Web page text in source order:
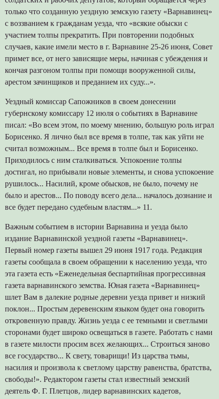
только что созданную уездную земскую газету «Варнавинец»
с воззванием к гражданам уезда, что «всякие обыски с
участием толпы прекратить. При повторении подобных
случаев, какие имели место в г. Варнавине 25-26 июня, Совет
примет все, от него зависящие меры, начиная с убеждения и
кончая разгоном толпы при помощи вооруженной силы,
арестом зачинщиков и преданием их суду...».
Уездный комиссар Сапожников в своем донесении
губернскому комиссару 12 июля о событиях в Варнавине
писал: «Во всем этом, по моему мнению, большую роль играл
Борисенко. Я лично был все время в толпе, так как уйти не
считал возможным... Все время в толпе был и Борисенко.
Приходилось с ним сталкиваться. Успокоение толпы
достигал, но прибывали новые элементы, и снова успокоение
рушилось... Насилий, кроме обысков, не было, почему не
было и арестов... По поводу всего дела... началось дознание и
все будет передано судебным властям...» 11.
Важным событием в истории Варнавина и уезда было
издание Варнавинской уездной газеты «Варнавинец».
Первый номер газеты вышел 29 июня 1917 года. Редакция
газеты сообщала в своем обращении к населению уезда, что
эта газета есть «Еженедельная беспартийная прогрессивная
газета варнавинского земства. Юная газета «Варнавинец»
шлет Вам в далекие родные деревни уезда привет и низкий
поклон... Простым деревенским языком будет она говорить
откровенную правду. Жизнь уезда с ее темными и светлыми
сторонами будет широко освещаться в газете. Работать с нами
в газете милости просим всех желающих... Строиться заново
все государство... К свету, товарищи! Из царства тьмы,
насилия и произвола к светлому царству равенства, братства,
свободы!». Редактором газеты стал известный земский
деятель Ф. Г. Плетцов, лидер варнавинских кадетов,